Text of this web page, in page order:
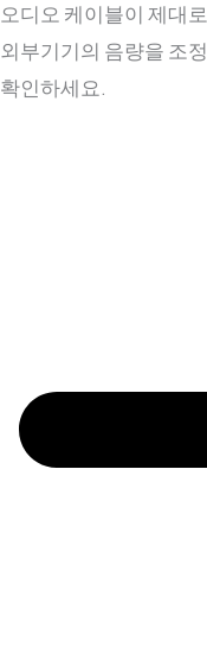
오디오 케이블이 제대
외부기기의 음량을 조
확인하세요.